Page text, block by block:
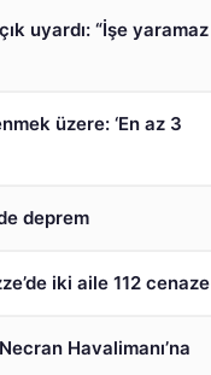
uyardı: “İşe yaramaz
üzere: ‘En az 3
deprem
iki aile 112 cenaze
Havalimanı’na